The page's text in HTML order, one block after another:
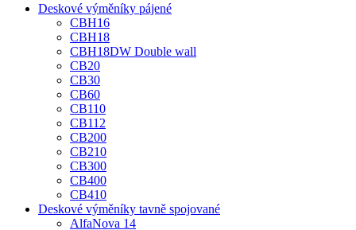
Deskové výměníky pájené
CBH16
CBH18
CBH18DW Double wall
CB20
CB30
CB60
CB110
CB112
CB200
CB210
CB300
CB400
CB410
Deskové výměníky tavně spojované
AlfaNova 14